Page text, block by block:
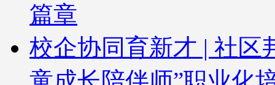
篇章
校企协同育新才 | 社区